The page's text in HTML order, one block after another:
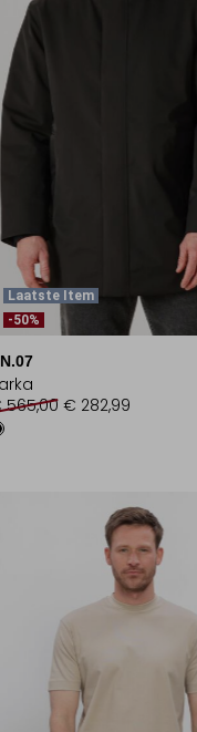
Laatste Item
-50%
565,00 € 282,99